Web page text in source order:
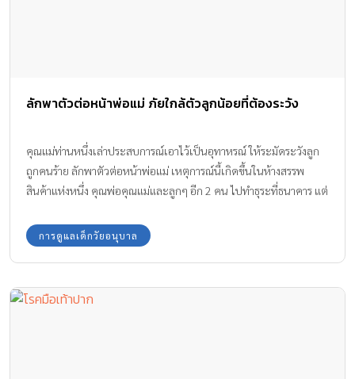
ลักพาตัวต่อหน้าพ่อแม่ ภัยใกล้ตัวลูกน้อยที่ต้องระวัง
คุณแม่ท่านหนึ่งเล่าประสบการณ์เอาไว้เป็นอุทาหรณ์ ให้ระมัดระวังลูก
ถูกคนร้าย ลักพาตัวต่อหน้าพ่อแม่ เหตุการณ์นี้เกิดขึ้นในห้างสรรพ
สินค้าแห่งหนึ่ง คุณพ่อคุณแม่และลูกๆ อีก 2 คน ไปทำธุระที่ธนาคาร แต่
ต่อตาการดูแลเด็กวัยอนุบาล